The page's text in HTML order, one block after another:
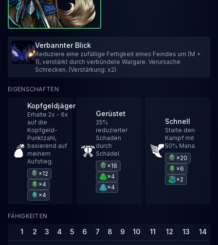
Verbannter Blick
Reduziere eine zufällige Fertigkeit eines Feindes um (M +
1), verstärkt durch verbündete Wargare. Verursache
Schrecken. (Verstärkung: x2)
EIGENSCHAFTEN
Kopfgeldjäger
Erhalte 2x - 6x
auf die
Kopfgeld-
Punktzahl,
basierend auf
meinem
Aufstieg.
×12
×4
×4
Gerüstet
25%
reduzierter
Schaden
durch
Schädel.
×16
×4
×4
Schnell
Starte den
Kampf mit
50% Mana.
×20
×6
×2
FÄHIGKEITEN
1 2 3 4 5 6 7 8 9 10 11 12 13 14